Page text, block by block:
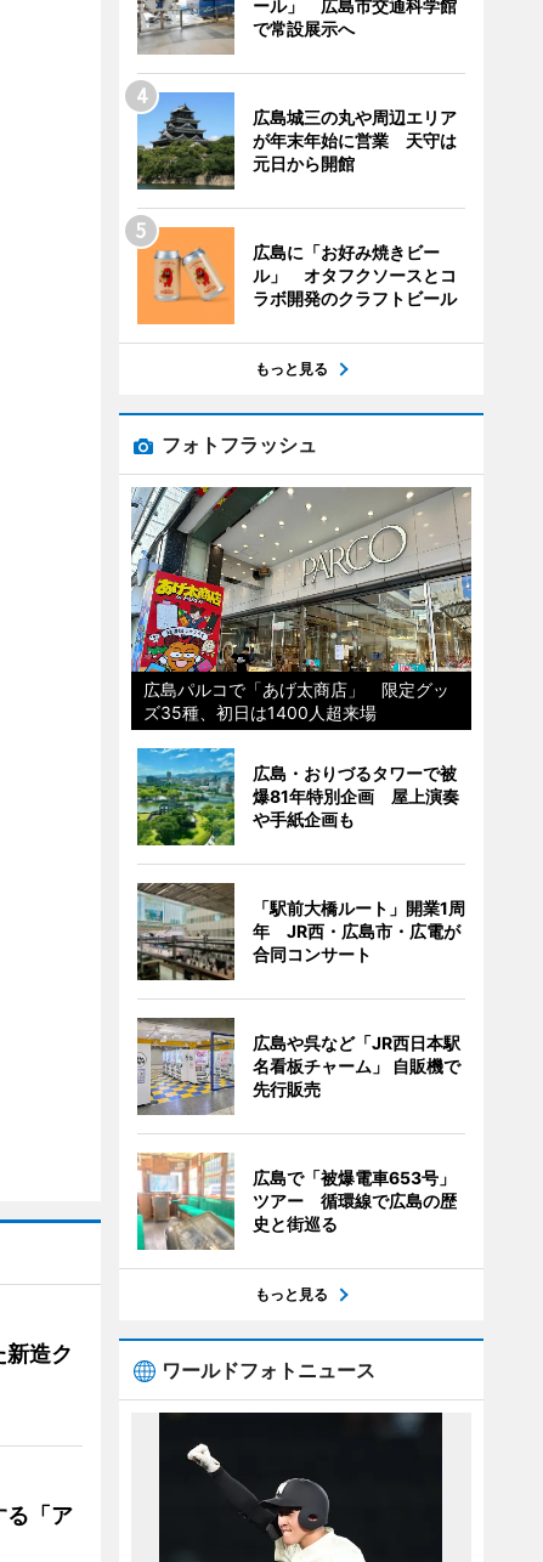
新造ク
る「ア
ール」 広島市交通科学館
で常設展示へ
広島城三の丸や周辺エリア
が年末年始に営業 天守は
元日から開館
広島に「お好み焼きビー
ル」 オタフクソースとコ
ラボ開発のクラフトビール
もっと見る
フォトフラッシュ
広島パルコで「あげ太商店」 限定グッ
ズ35種、初日は1400人超来場
広島・おりづるタワーで被
爆81年特別企画 屋上演奏
や手紙企画も
「駅前大橋ルート」開業1周
年 JR西・広島市・広電が
合同コンサート
広島や呉など「JR西日本駅
名看板チャーム」 自販機で
先行販売
広島で「被爆電車653号」
ツアー 循環線で広島の歴
史と街巡る
もっと見る
ワールドフォトニュース